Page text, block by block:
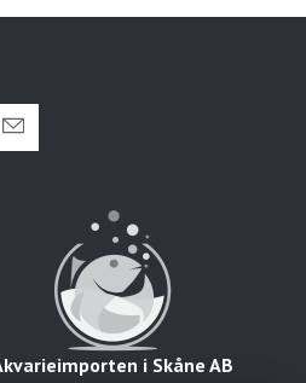
i Skåne AB